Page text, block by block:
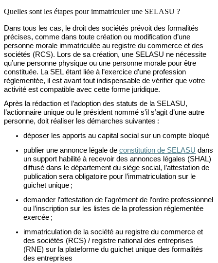
Quelles sont les étapes pour immatriculer une SELASU ?
Dans tous les cas, le droit des sociétés prévoit des formalités
précises, comme dans toute création ou modification d’une
personne morale immatriculée au registre du commerce et des
sociétés (RCS). Lors de sa création, une SELASU ne nécessite
qu’une personne physique ou une personne morale pour être
constituée. La SEL étant liée à l’exercice d’une profession
réglementée, il est avant tout indispensable de vérifier que votre
activité est compatible avec cette forme juridique.
Après la rédaction et l’adoption des statuts de la SELASU,
l’actionnaire unique ou le président nommé s’il s’agit d’une autre
personne, doit réaliser les démarches suivantes :
déposer les apports au capital social sur un compte bloqué
publier une annonce légale de constitution de SELASU dans
un support habilité à recevoir des annonces légales (SHAL)
diffusé dans le département du siège social , l’attestation de
publication sera obligatoire pour l’immatriculation sur le
guichet unique ;
demander l’attestation de l’agrément de l’ordre professionnel
ou l’inscription sur les listes de la profession réglementée
exercée ;
immatriculation de la société au registre du commerce et
des sociétés (RCS) / registre national des entreprises
(RNE) sur la plateforme du guichet unique des formalités
des entreprises